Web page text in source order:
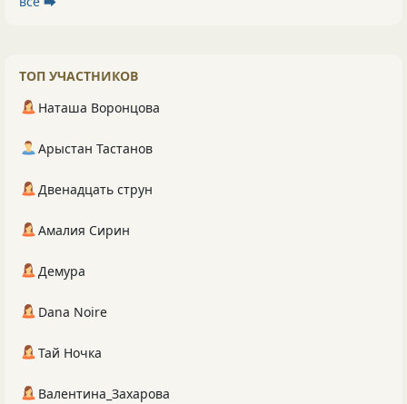
ТОП УЧАСТНИКОВ
Наташа Воронцова
Арыстан Тастанов
Двенадцать струн
Амалия Сирин
Демура
Dana Noire
Тай Ночка
Валентина_Захарова